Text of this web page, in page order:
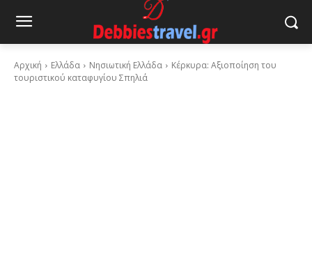
Αρχική Ελλάδα Νησιωτική Ελλάδα
Κέρκυρα: Αξιοποίηση του
τουριστικού καταφυγίου Σπηλιά